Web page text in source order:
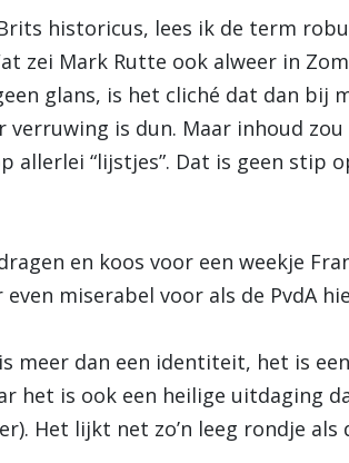
historicus, lees ik de term
zei Mark Rutte ook alweer in
glans, is het cliché dat dan bij
is dun. Maar inhoud
allerlei “lijstjes”. Dat is geen stip
en koos voor een weekje
miserabel voor als de PvdA
meer dan een identiteit, het is
het is ook een heilige uitdaging
Het lijkt net zo’n leeg rondje als